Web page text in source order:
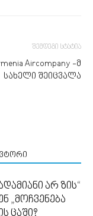
შემდეგი სტატია
Aircompany -მ
სახელი შეიცვალა
არ ზის“
„მოჩვენება